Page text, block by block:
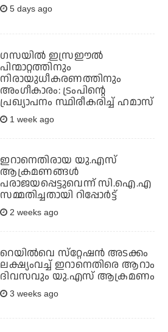
5 days ago
ഗസയില്‍ ഇസ്രഈല്‍
പിന്മാറ്റത്തിനും
നിരായുധീകരണത്തിനും
അംഗീകാരം: ട്രംപിന്റെ
പ്രഖ്യാപനം സ്ഥിരീകരിച്ച് ഹമാസ്
1 week ago
ഇറാനെതിരായ യു.എസ്
ആക്രമണങ്ങള്‍
പരാജയപ്പെട്ടുവെന്ന് സി.ഐ.എ
സമ്മതിച്ചതായി റിപ്പോര്‍ട്ട്
2 weeks ago
റെയില്‍വെ സ്‌റ്റേഷന്‍ അടക്കം
ലക്ഷ്യംവച്ച് ഇറാനെതിരെ ആറാം
ദിവസവും യു.എസ് ആക്രമണം
3 weeks ago